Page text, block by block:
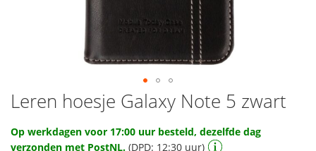
Ga
naar
het
begin
Leren hoesje Galaxy Note 5 zwart
Op werkdagen voor 17:00 uur besteld, dezelfde dag
verzonden met PostNL. (DPD: 12:30 uur)